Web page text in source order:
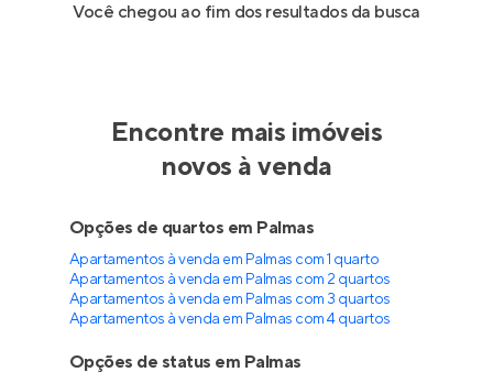
Você chegou ao fim dos resultados da busca
Encontre mais imóveis
novos à venda
Opções de quartos em Palmas
Apartamentos à venda em Palmas com 1 quarto
Apartamentos à venda em Palmas com 2 quartos
Apartamentos à venda em Palmas com 3 quartos
Apartamentos à venda em Palmas com 4 quartos
Opções de status em Palmas